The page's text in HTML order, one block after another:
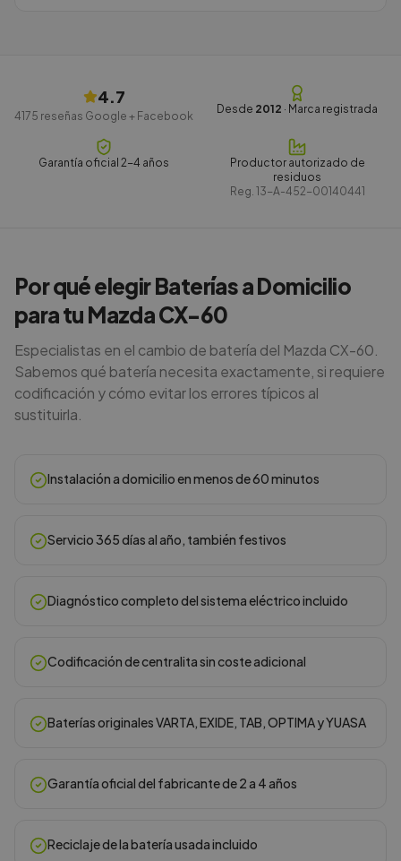
4.7
4175 reseñas Google + Facebook
Desde 2012 · Marca registrada
Garantía oficial 2-4 años
Productor autorizado de
residuos
Reg. 13-A-452-00140441
Por qué elegir Baterías a Domicilio
para tu Mazda CX-60
Especialistas en el cambio de batería del Mazda CX-60.
Sabemos qué batería necesita exactamente, si requiere
codificación y cómo evitar los errores típicos al
sustituirla.
Instalación a domicilio en menos de 60 minutos
Servicio 365 días al año, también festivos
Diagnóstico completo del sistema eléctrico incluido
Codificación de centralita sin coste adicional
Baterías originales VARTA, EXIDE, TAB, OPTIMA y YUASA
Garantía oficial del fabricante de 2 a 4 años
Reciclaje de la batería usada incluido